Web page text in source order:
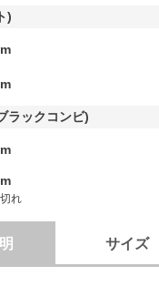
)
ラックコンビ)
れ
サイズ